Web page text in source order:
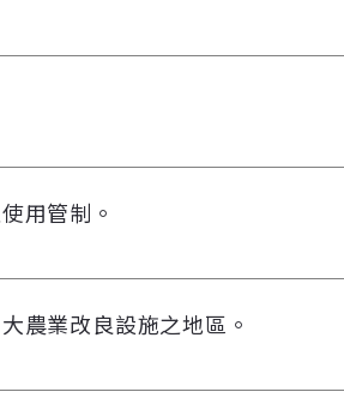
用管制。
農業改良設施之地區。